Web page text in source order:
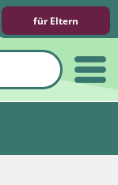
für Eltern